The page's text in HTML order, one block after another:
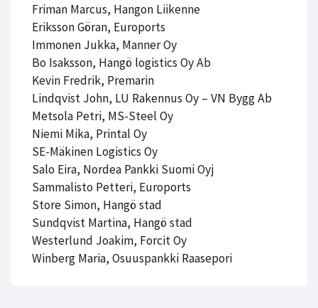
Friman Marcus, Hangon Liikenne
Eriksson Göran, Euroports
Immonen Jukka, Manner Oy
Bo Isaksson, Hangö logistics Oy Ab
​​​​​​​Kevin Fredrik, Premarin
Lindqvist John, LU Rakennus Oy – VN Bygg Ab
Metsola Petri, MS-Steel Oy
Niemi Mika, Printal Oy
SE-Mäkinen Logistics Oy
Salo Eira, Nordea Pankki Suomi Oyj
Sammalisto Petteri, Euroports
Store Simon, Hangö stad
Sundqvist Martina, Hangö stad
Westerlund Joakim, Forcit Oy
Winberg Maria, Osuuspankki Raasepori